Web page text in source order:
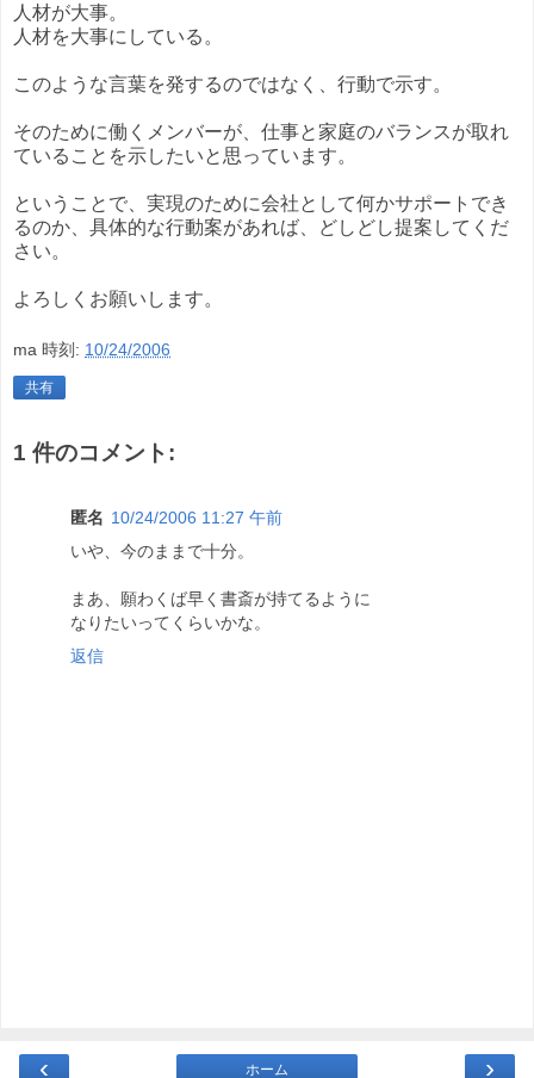
人材が大事。
人材を大事にしている。
このような言葉を発するのではなく、行動で示す。
そのために働くメンバーが、仕事と家庭のバランスが取れ
ていることを示したいと思っています。
ということで、実現のために会社として何かサポートでき
るのか、具体的な行動案があれば、どしどし提案してくだ
さい。
よろしくお願いします。
ma 時刻: 10/24/2006
共有
1 件のコメント:
匿名 10/24/2006 11:27 午前
いや、今のままで十分。
まあ、願わくば早く書斎が持てるように
なりたいってくらいかな。
返信
‹ ›
ホーム